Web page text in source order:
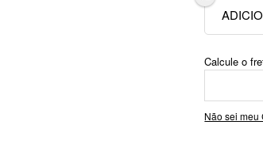
Não sei meu